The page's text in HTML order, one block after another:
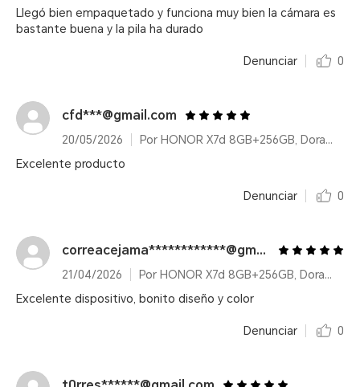
Llegó bien empaquetado y funciona muy bien la cámara es
bastante buena y la pila ha durado
Denunciar 0
cfd***@gmail.com
20/05/2026
Por HONOR X7d 8GB+256GB, Dorado duna, Dual Card
Excelente producto
Denunciar 0
correacejama************@gmail.com
21/04/2026
Por HONOR X7d 8GB+256GB, Dorado duna, Dual Card
Excelente dispositivo, bonito diseño y color
Denunciar 0